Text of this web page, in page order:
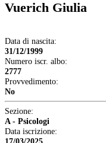
Vuerich Giulia
Data di nascita:
31/12/1999
Numero iscr. albo:
2777
Provvedimento:
No
Sezione:
A - Psicologi
Data iscrizione: